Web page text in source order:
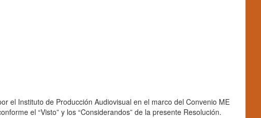
el Instituto de Producción Audiovisual en el marco del Convenio ME
el “Visto” y los “Considerandos” de la presente Resolución.